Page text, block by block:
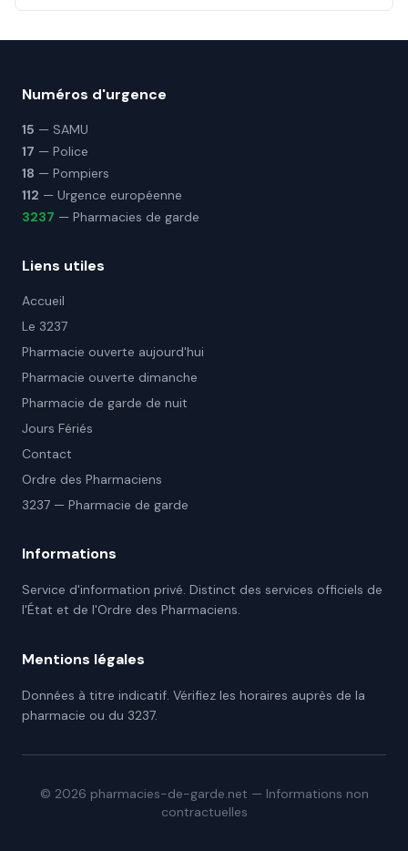
Numéros d'urgence
15 — SAMU
17 — Police
18 — Pompiers
112 — Urgence européenne
3237 — Pharmacies de garde
Liens utiles
Accueil
Le 3237
Pharmacie ouverte aujourd'hui
Pharmacie ouverte dimanche
Pharmacie de garde de nuit
Jours Fériés
Contact
Ordre des Pharmaciens
3237 — Pharmacie de garde
Informations
Service d'information privé. Distinct des services officiels de
l'État et de l'Ordre des Pharmaciens.
Mentions légales
Données à titre indicatif. Vérifiez les horaires auprès de la
pharmacie ou du 3237.
© 2026 pharmacies-de-garde.net — Informations non
contractuelles